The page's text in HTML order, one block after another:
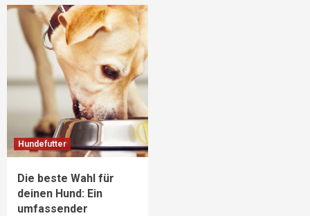
Hundefutter
Die beste Wahl für
deinen Hund: Ein
umfassender